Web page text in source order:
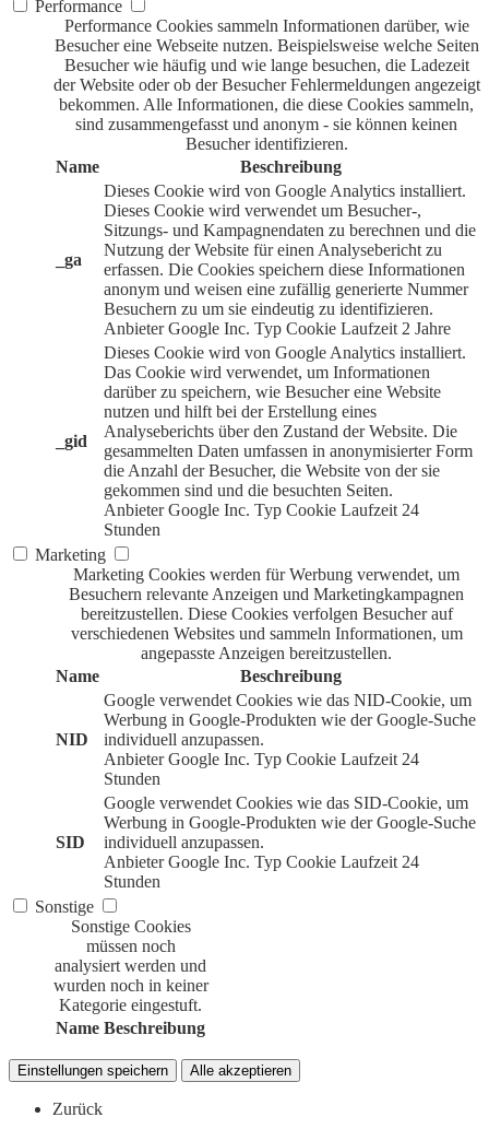
Performance
Performance Cookies sammeln Informationen darüber, wie
Besucher eine Webseite nutzen. Beispielsweise welche Seiten
Besucher wie häufig und wie lange besuchen, die Ladezeit
der Website oder ob der Besucher Fehlermeldungen angezeigt
bekommen. Alle Informationen, die diese Cookies sammeln,
sind zusammengefasst und anonym - sie können keinen
Besucher identifizieren.
Name
Beschreibung
_ga
Dieses Cookie wird von Google Analytics installiert.
Dieses Cookie wird verwendet um Besucher-,
Sitzungs- und Kampagnendaten zu berechnen und die
Nutzung der Website für einen Analysebericht zu
erfassen. Die Cookies speichern diese Informationen
anonym und weisen eine zufällig generierte Nummer
Besuchern zu um sie eindeutig zu identifizieren.
Anbieter Google Inc. Typ Cookie Laufzeit 2 Jahre
_gid
Dieses Cookie wird von Google Analytics installiert.
Das Cookie wird verwendet, um Informationen
darüber zu speichern, wie Besucher eine Website
nutzen und hilft bei der Erstellung eines
Analyseberichts über den Zustand der Website. Die
gesammelten Daten umfassen in anonymisierter Form
die Anzahl der Besucher, die Website von der sie
gekommen sind und die besuchten Seiten.
Anbieter Google Inc. Typ Cookie Laufzeit 24
Stunden
Marketing
Marketing Cookies werden für Werbung verwendet, um
Besuchern relevante Anzeigen und Marketingkampagnen
bereitzustellen. Diese Cookies verfolgen Besucher auf
verschiedenen Websites und sammeln Informationen, um
angepasste Anzeigen bereitzustellen.
Name
Beschreibung
NID
Google verwendet Cookies wie das NID-Cookie, um
Werbung in Google-Produkten wie der Google-Suche
individuell anzupassen.
Anbieter Google Inc. Typ Cookie Laufzeit 24
Stunden
SID
Google verwendet Cookies wie das SID-Cookie, um
Werbung in Google-Produkten wie der Google-Suche
individuell anzupassen.
Anbieter Google Inc. Typ Cookie Laufzeit 24
Stunden
Sonstige
Sonstige Cookies
müssen noch
analysiert werden und
wurden noch in keiner
Kategorie eingestuft.
Name Beschreibung
Einstellungen speichern Alle akzeptieren
Zurück